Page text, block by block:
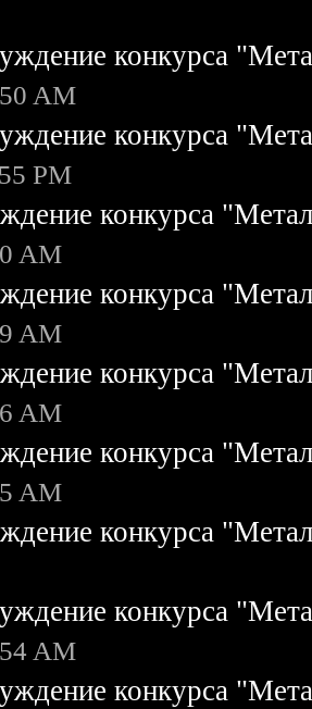
конкурса
AM
конкурса
PM
конкурса
AM
конкурса
AM
конкурса
AM
конкурса
AM
конкурса
конкурса
AM
конкурса